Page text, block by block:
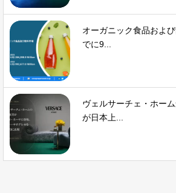
オーガニック食品およ
でに9...
ヴェルサーチェ・ホー
が日本上...